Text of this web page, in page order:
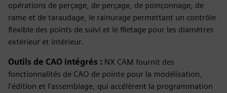
opérations de perçage, de perçage, de poinçonnage, de
rame et de taraudage, le rainurage permettant un contrôle
flexible des points de suivi et le filetage pour les diamètres
extérieur et intérieur.
Outils de CAO intégrés : NX CAM fournit des
fonctionnalités de CAO de pointe pour la modélisation,
l'édition et l'assemblage, qui accélèrent la programmation